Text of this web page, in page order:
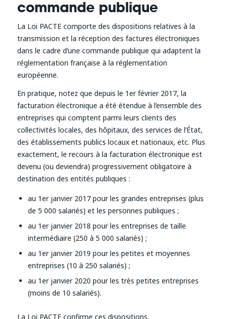
commande publique
La Loi PACTE comporte des dispositions relatives à la
transmission et la réception des factures électroniques
dans le cadre d’une commande publique qui adaptent la
réglementation française à la réglementation
européenne.
En pratique, notez que depuis le 1er février 2017, la
facturation électronique a été étendue à l’ensemble des
entreprises qui comptent parmi leurs clients des
collectivités locales, des hôpitaux, des services de l’État,
des établissements publics locaux et nationaux, etc. Plus
exactement, le recours à la facturation électronique est
devenu (ou deviendra) progressivement obligatoire à
destination des entités publiques :
au 1er janvier 2017 pour les grandes entreprises (plus
de 5 000 salariés) et les personnes publiques ;
au 1er janvier 2018 pour les entreprises de taille
intermédiaire (250 à 5 000 salariés) ;
au 1er janvier 2019 pour les petites et moyennes
entreprises (10 à 250 salariés) ;
au 1er janvier 2020 pour les très petites entreprises
(moins de 10 salariés).
La Loi PACTE confirme ces dispositions.